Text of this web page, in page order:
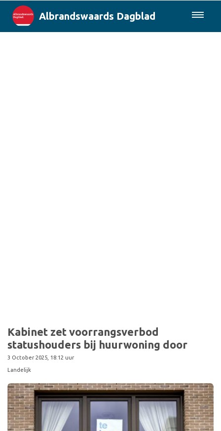
Albrandswaards Dagblad
Kabinet zet voorrangsverbod
statushouders bij huurwoning door
3 October 2025, 18:12 uur
Landelijk